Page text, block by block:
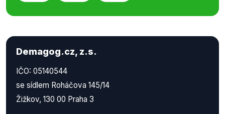
Demagog.cz, z.s.
IČO: 05140544
se sídlem Roháčova 145/14
Žižkov, 130 00 Praha 3